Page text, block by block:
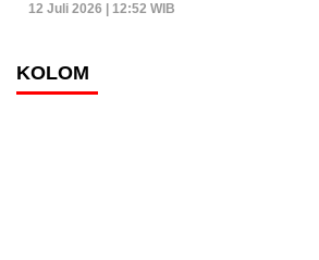
12 Juli 2026 | 12:52 WIB
KOLOM